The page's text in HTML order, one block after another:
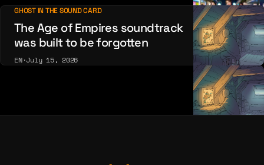
GHOST IN THE SOUND CARD
The Age of Empires soundtrack
was built to be forgotten
EN·July 15, 2026